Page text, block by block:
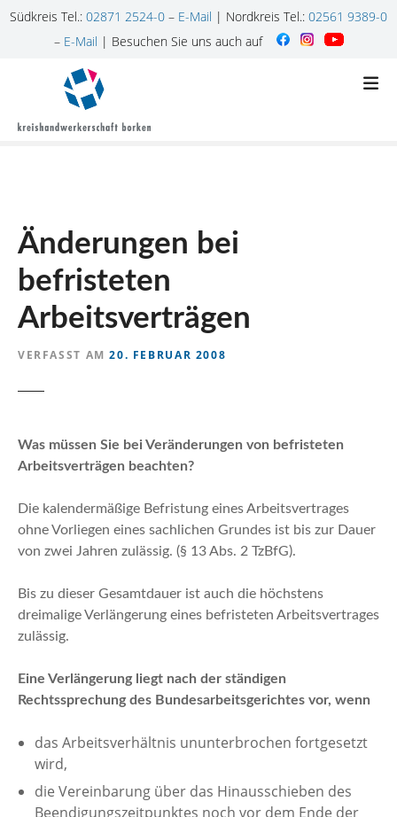
Südkreis Tel.: 02871 2524-0 – E-Mail | Nordkreis Tel.: 02561 9389-0
– E-Mail | Besuchen Sie uns auch auf
Änderungen bei
befristeten
Arbeitsverträgen
VERFASST AM 20. FEBRUAR 2008
Was müssen Sie bei Veränderungen von befristeten
Arbeitsverträgen beachten?
Die kalendermäßige Befristung eines Arbeitsvertrages
ohne Vorliegen eines sachlichen Grundes ist bis zur Dauer
von zwei Jahren zulässig. (§ 13 Abs. 2 TzBfG).
Bis zu dieser Gesamtdauer ist auch die höchstens
dreimalige Verlängerung eines befristeten Arbeitsvertrages
zulässig.
Eine Verlängerung liegt nach der ständigen
Rechtssprechung des Bundesarbeitsgerichtes vor, wenn
das Arbeitsverhältnis ununterbrochen fortgesetzt
wird,
die Vereinbarung über das Hinausschieben des
Beendigungszeitpunktes noch vor dem Ende der